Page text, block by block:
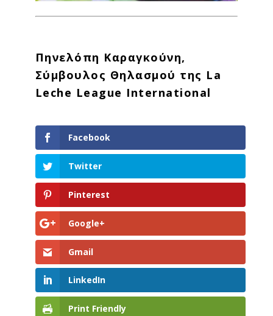
Πηνελόπη Καραγκούνη,
Σύμβουλος Θηλασμού της La
Leche League International
Facebook
Twitter
Pinterest
Google+
Gmail
LinkedIn
Print Friendly